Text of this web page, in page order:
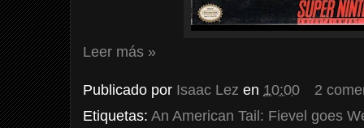
Leer más »
Publicado por Isaac Lez en 10:00
2
Etiquetas: An American Tail: Fievel goes